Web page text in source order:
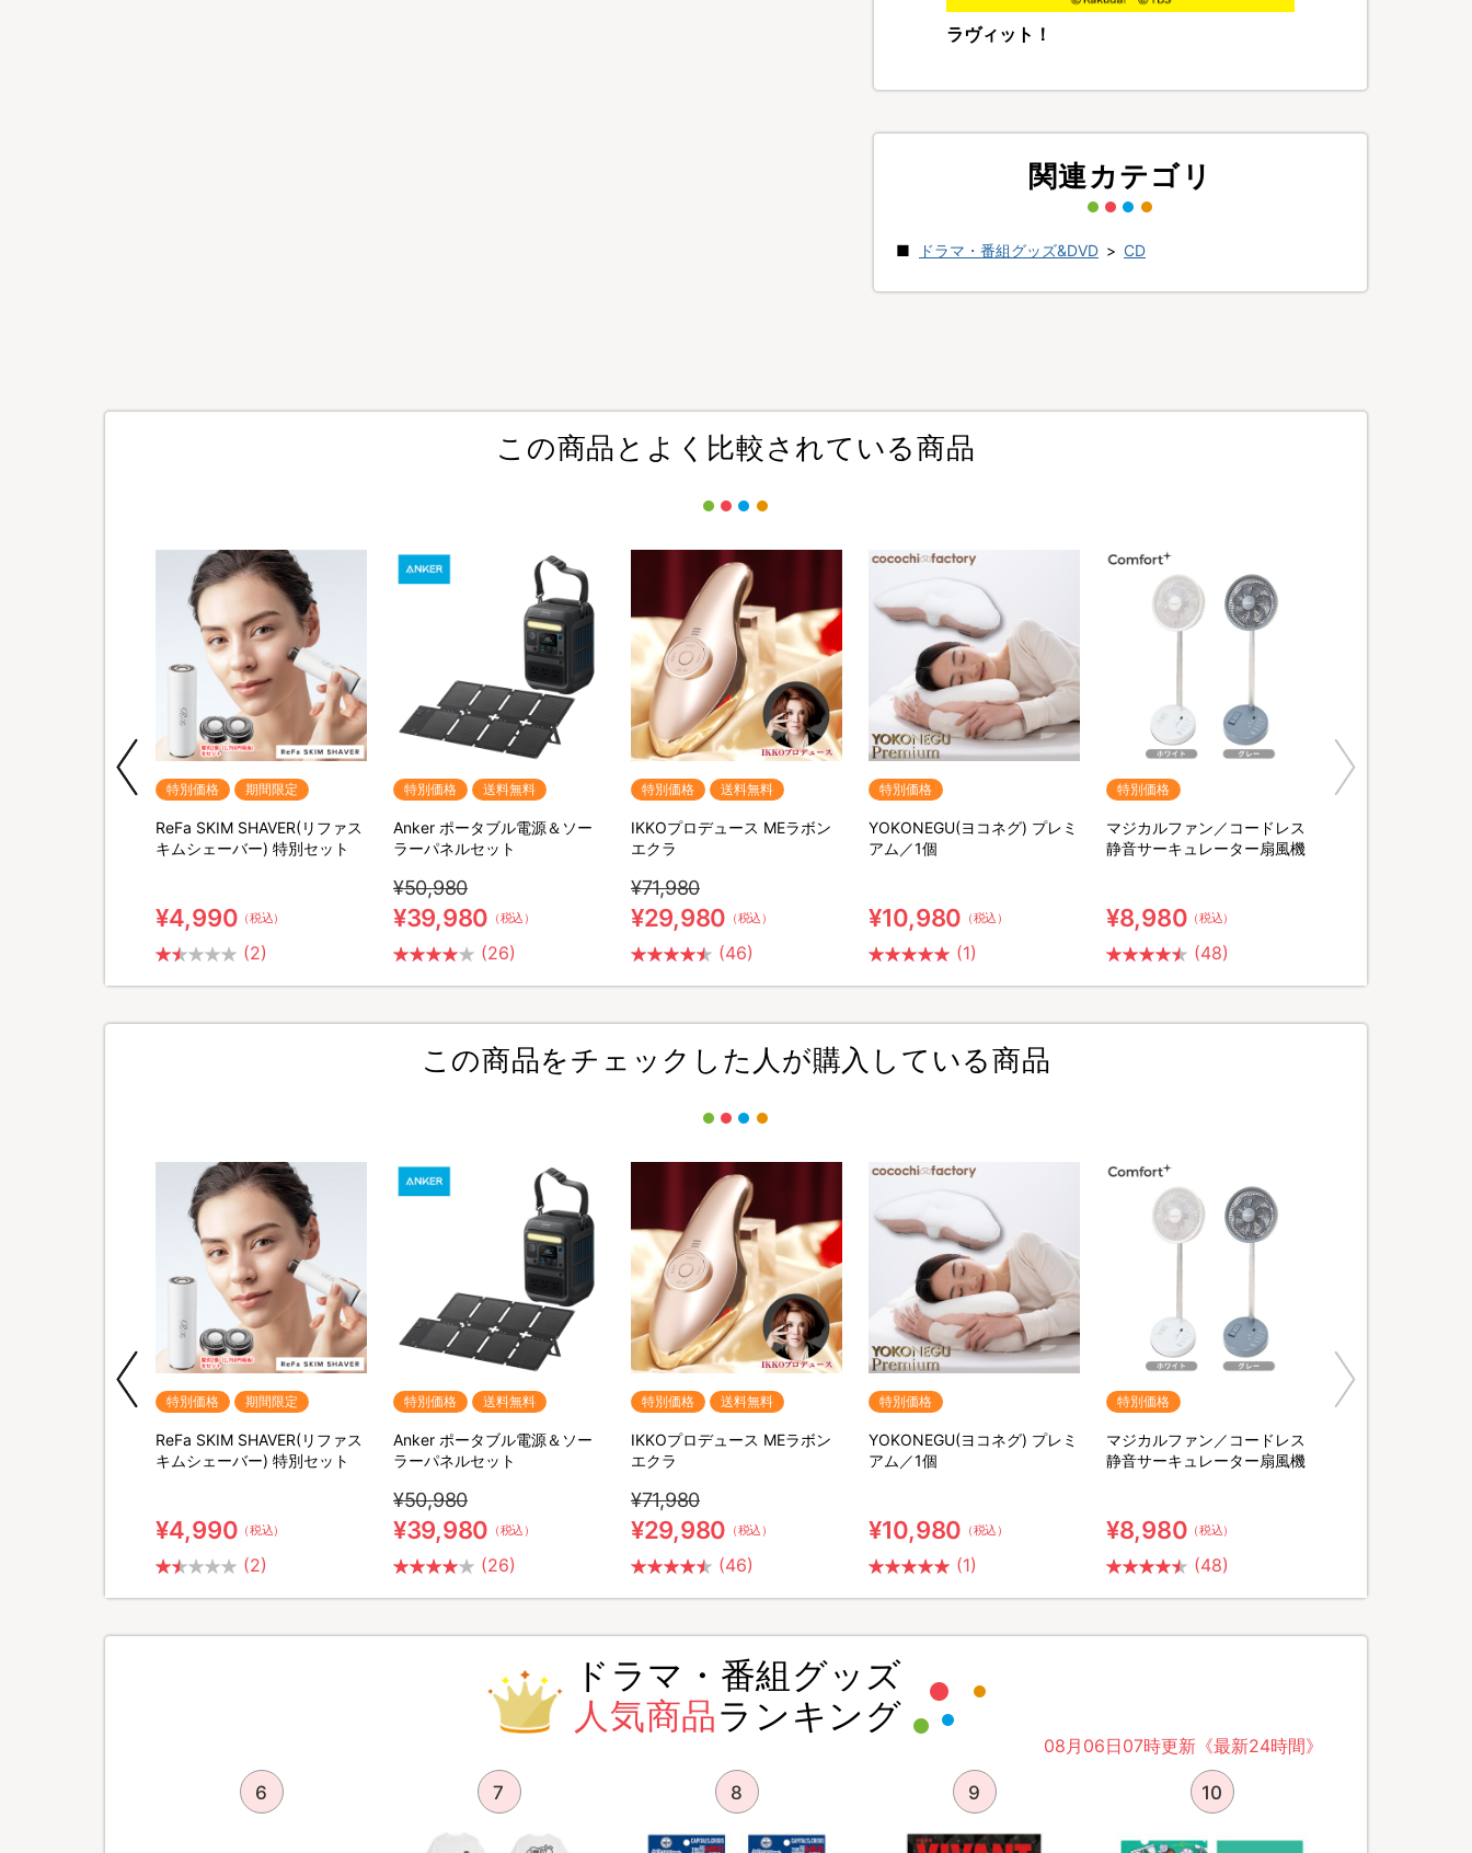
ラヴィット！
関連カテゴリ
ドラマ・番組グッズ&DVD > CD
この商品とよく比較されている商品
特別価格 期間限定
ReFa SKIM SHAVER(リファス
キムシェーバー) 特別セット
¥4,990 （税込）
(2)
特別価格 送料無料
Anker ポータブル電源＆ソー
ラーパネルセット
¥50,980
¥39,980 （税込）
(26)
特別価格 送料無料
IKKOプロデュース MEラボン
エクラ
¥71,980
¥29,980 （税込）
(46)
特別価格
YOKONEGU(ヨコネグ) プレミ
アム／1個
¥10,980 （税込）
(1)
特別価格
マジカルファン／コードレス
静音サーキュレーター扇風機
¥8,980 （税込）
(48)
この商品をチェックした人が購入している商品
特別価格 期間限定
ReFa SKIM SHAVER(リファス
キムシェーバー) 特別セット
¥4,990 （税込）
(2)
特別価格 送料無料
Anker ポータブル電源＆ソー
ラーパネルセット
¥50,980
¥39,980 （税込）
(26)
特別価格 送料無料
IKKOプロデュース MEラボン
エクラ
¥71,980
¥29,980 （税込）
(46)
特別価格
YOKONEGU(ヨコネグ) プレミ
アム／1個
¥10,980 （税込）
(1)
特別価格
マジカルファン／コードレス
静音サーキュレーター扇風機
¥8,980 （税込）
(48)
ドラマ・番組グッズ
人気商品ランキング
08月06日07時更新《最新24時間》
6 7 8 9 10